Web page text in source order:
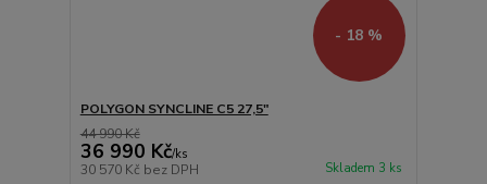
- 18 %
POLYGON SYNCLINE C5 27,5"
44 990 Kč
36 990 Kč/ks
30 570 Kč bez DPH Skladem 3 ks